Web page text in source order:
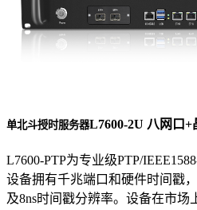
单北斗授时服务器L7600-2U 八网口+
L7600-PTP为专业级PTP/
设备拥有千兆端口和硬件时间戳
及8ns时间戳分辨率。设备在市场